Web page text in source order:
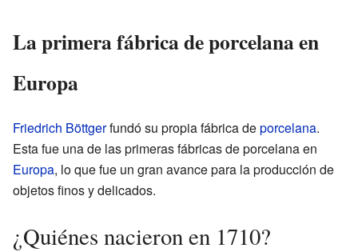
La primera fábrica de porcelana en
Europa
Friedrich Böttgerfundó su propia fábrica deporcelana.
Esta fue una de las primeras fábricas de porcelana en
Europa, lo que fue un gran avance para la producción de
objetos finos y delicados.
¿Quiénes nacieron en 1710?